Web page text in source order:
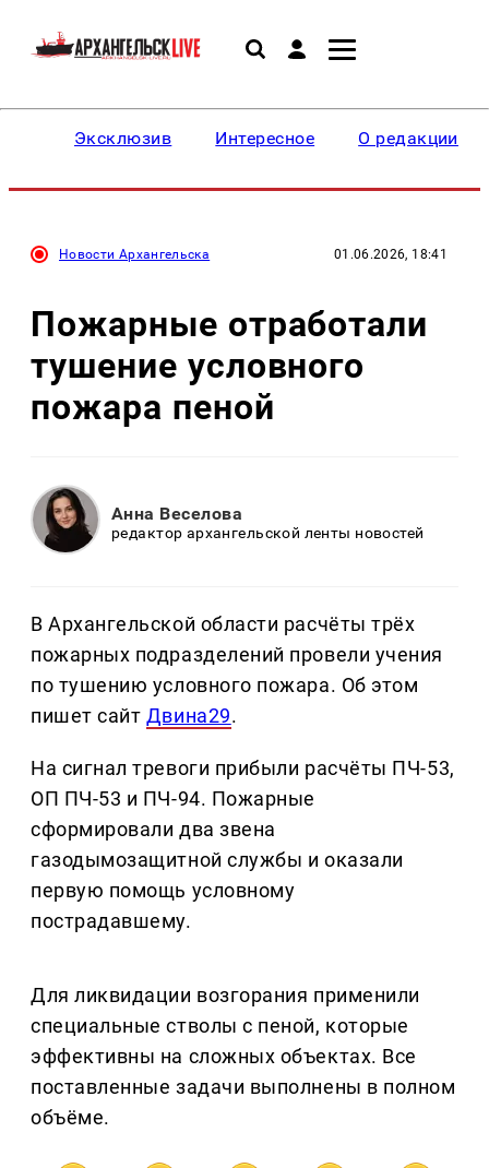
Эксклюзив Интересное О редакции
Новости Архангельска 01.06.2026, 18:41
Пожарные отработали
тушение условного
пожара пеной
Анна Веселова
редактор архангельской ленты новостей
В Архангельской области расчёты трёх
пожарных подразделений провели учения
по тушению условного пожара. Об этом
пишет сайт Двина29.
На сигнал тревоги прибыли расчёты ПЧ-53,
ОП ПЧ-53 и ПЧ-94. Пожарные
сформировали два звена
газодымозащитной службы и оказали
первую помощь условному
пострадавшему.
Для ликвидации возгорания применили
специальные стволы с пеной, которые
эффективны на сложных объектах. Все
поставленные задачи выполнены в полном
объёме.